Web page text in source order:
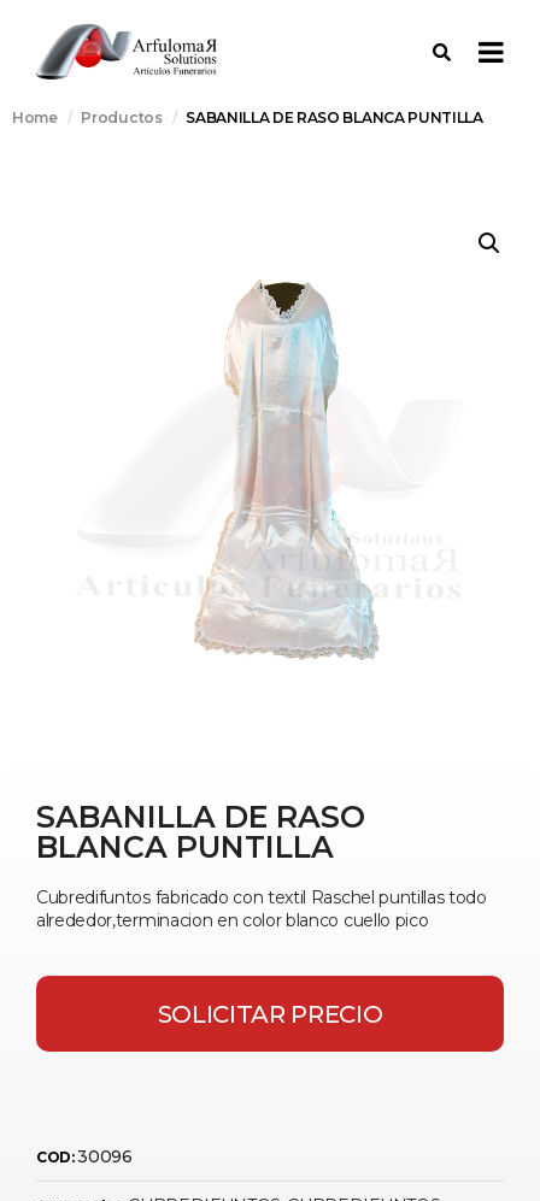
Home Productos SABANILLA DE RASO BLANCA PUNTILLA
SABANILLA DE RASO
BLANCA PUNTILLA
Cubredifuntos fabricado con textil Raschel puntillas todo
alrededor,terminacion en color blanco cuello pico
SOLICITAR PRECIO
COD:30096